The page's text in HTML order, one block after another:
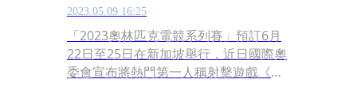
2023.05.09 16:25
「2023奧林匹克電競系列賽」預訂6月
22日至25日在新加坡舉行，近日國際奧
委會宣布將熱門第一人稱射擊遊戲《要